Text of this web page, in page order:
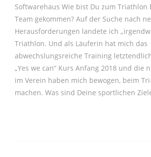
Softwarehaus Wie bist Du zum Triathlon
Team gekommen? Auf der Suche nach
Herausforderungen landete ich
Triathlon. Und als Läuferin hat mich das
abwechslungsreiche Training
„Yes we can“ Kurs Anfang 2018 und die
im Verein haben mich bewogen, beim
machen. Was sind Deine sportlichen